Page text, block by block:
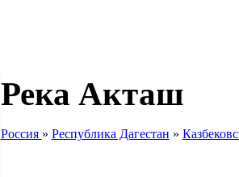
Река Акташ
Россия » Республика Дагестан »